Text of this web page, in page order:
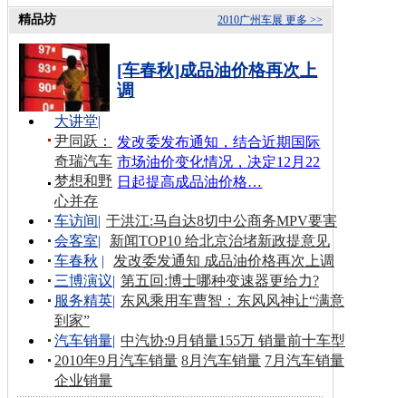
更多 >>
2010广州车展
精品坊
[车春秋]成品油价格再次上
调
发改委发布通知，结合近期国际
市场油价变化情况，决定12月22
日起提高成品油价格…
大讲堂|
尹同跃：
奇瑞汽车
梦想和野
心并存
车访间| 于洪江:马自达8切中公商务MPV要害
会客室|
新闻TOP10 给北京治堵新政提意见
车春秋 |
发改委发通知 成品油价格再次上调
三博演议| 第五回:博士哪种变速器更给力?
服务精英| 东风乘用车曹智：东风风神让“满意
到家”
汽车销量| 中汽协:9月销量155万 销量前十车型
2010年9月汽车销量 8月汽车销量 7月汽车销量
企业销量